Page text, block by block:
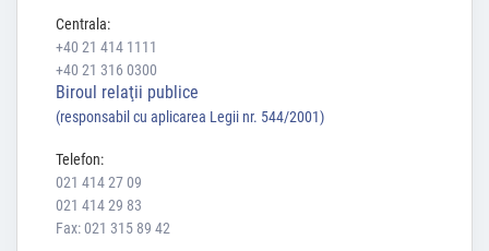
Centrala:
+40 21 414 1111
+40 21 316 0300
Biroul relaţii publice
(responsabil cu aplicarea Legii nr. 544/2001)
Telefon:
021 414 27 09
021 414 29 83
Fax: 021 315 89 42